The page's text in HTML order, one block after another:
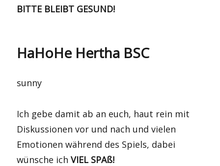
BITTE BLEIBT GESUND!
HaHoHe Hertha BSC
sunny
Ich gebe damit ab an euch, haut rein mit
Diskussionen vor und nach und vielen
Emotionen während des Spiels, dabei
wünsche ichVIEL SPAß!